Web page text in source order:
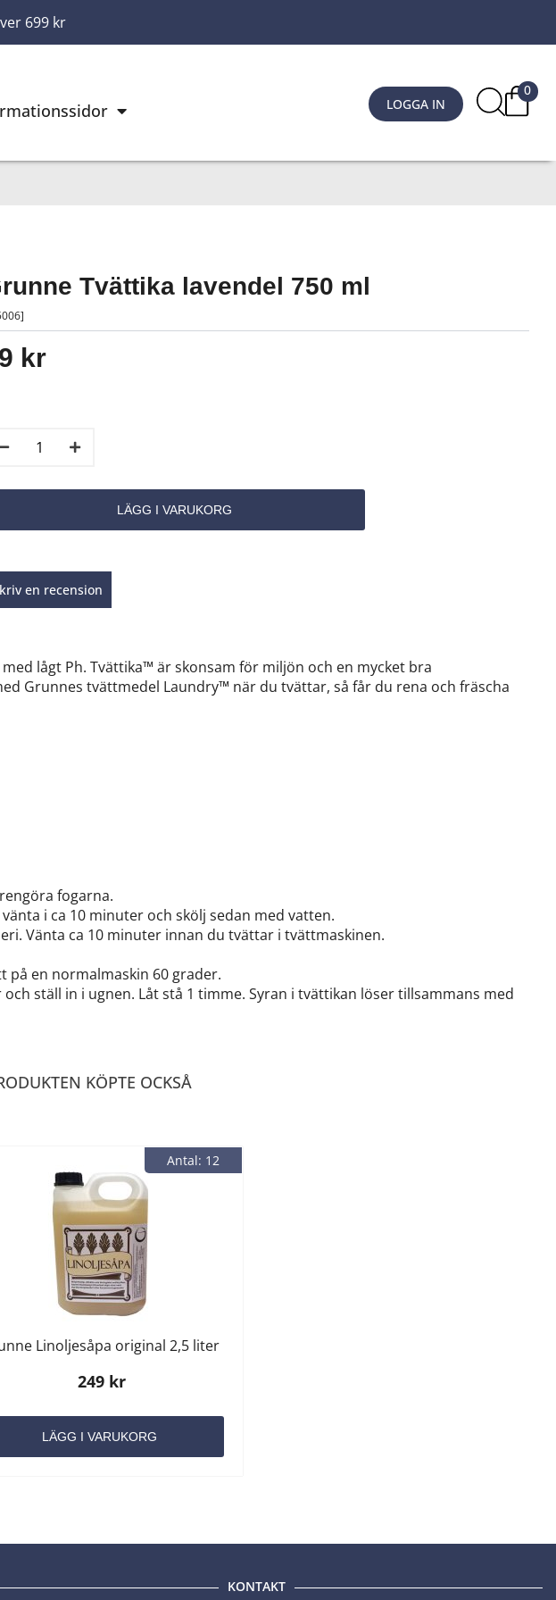
699 kr
LOGGA IN
0
Tvättika lavendel 750 ml
kr
en recension
lågt Ph. Tvättika™ är skonsam för miljön och en mycket bra
Grunnes tvättmedel Laundry™ när du tvättar, så får du rena och fräscha
fogarna.
i ca 10 minuter och skölj sedan med vatten.
Vänta ca 10 minuter innan du tvättar i tvättmaskinen.
på en normalmaskin 60 grader.
ställ in i ugnen. Låt stå 1 timme. Syran i tvättikan löser tillsammans med
KÖPTE OCKSÅ
Antal: 12
Linoljesåpa original 2,5 liter
249 kr
LÄGG I VARUKORG
KONTAKT